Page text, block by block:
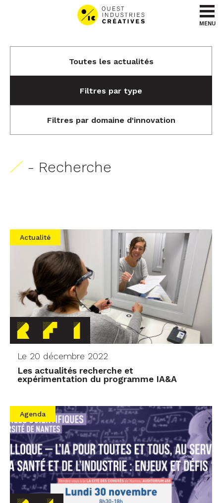
Aller au menu
Aller au contenu
MENU
Toutes les actualités
Filtres par type
Filtres par domaine d'innovation
- Recherche
Actualité
Le 20 décembre 2022
Les actualités recherche et
expérimentation du programme IA&A
Agenda